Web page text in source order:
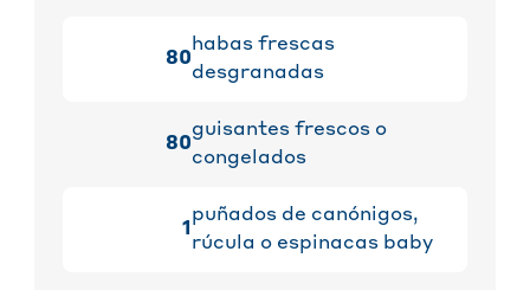
80
habas frescas
desgranadas
80
guisantes frescos o
congelados
1
puñados de canónigos,
rúcula o espinacas baby